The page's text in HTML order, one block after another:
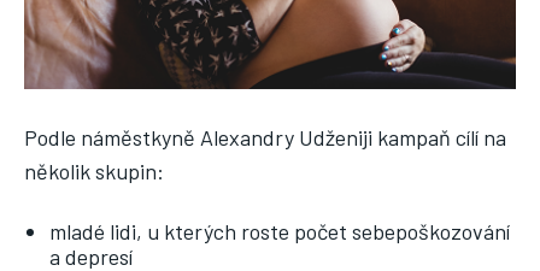
Podle náměstkyně Alexandry Udženiji kampaň cílí na
několik skupin:
mladé lidi, u kterých roste počet sebepoškozování
a depresí